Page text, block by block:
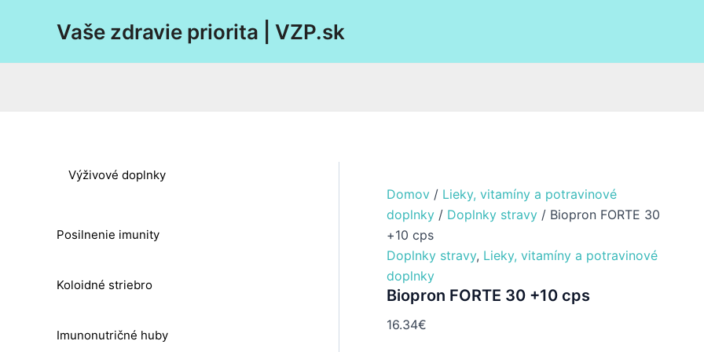
Vaše zdravie priorita | VZP.sk
Výživové doplnky
Posilnenie imunity
Koloidné striebro
Imunonutričné huby
Domov / Lieky, vitamíny a potravinové
doplnky / Doplnky stravy / Biopron FORTE 30
+10 cps
Doplnky stravy, Lieky, vitamíny a potravinové
doplnky
Biopron FORTE 30 +10 cps
16.34€